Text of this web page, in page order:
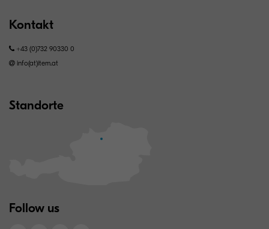
Kontakt
+43 (0)732 90330 0
info(at)item.at
Standorte
Follow us